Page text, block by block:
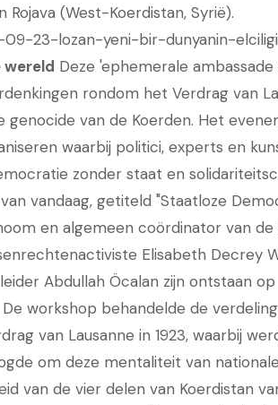
Rojava (West-Koerdistan, Syrië).
09-23-lozan-yeni-bir-dunyanin-
wereld Deze 'ephemerale
rondom het Verdrag van
van de Koerden. Het
waarbij politici, experts en
zonder staat en
vandaag, getiteld "Staatloze
en algemeen coördinator van de
Elisabeth Decrey
Abdullah Öcalan zijn ontstaan
workshop behandelde de
van Lausanne in 1923, waarbij
om deze mentaliteit van
van de vier delen van Koerdistan